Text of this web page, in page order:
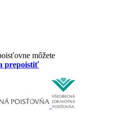
môžete
prepoistiť